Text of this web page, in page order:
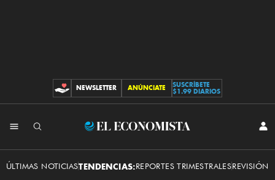
CONTRIBUCIONES
NEWSLETTER ANÚNCIATE
SUSCRÍBETE
$1.99 DIARIOS
El
ÚLTIMAS NOTICIASTENDENCIAS:REPORTES TRIMESTRALESREVISIÓN